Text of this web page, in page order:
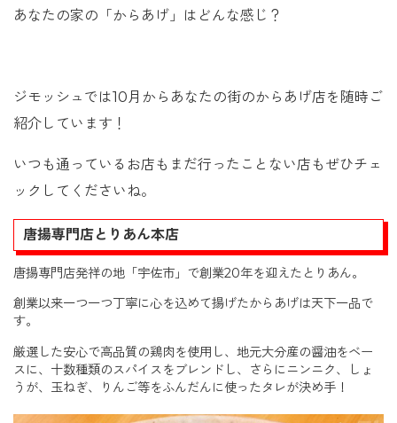
あなたの家の「からあげ」はどんな感じ？
ジモッシュでは10月からあなたの街のからあげ店を随時ご
紹介しています！
いつも通っているお店もまだ行ったことない店もぜひチェ
ックしてくださいね。
唐揚専門店とりあん本店
唐揚専門店発祥の地「宇佐市」で創業20年を迎えたとりあん。
創業以来一つ一つ丁寧に心を込めて揚げたからあげは天下一品で
す。
厳選した安心で高品質の鶏肉を使用し、地元大分産の醤油をベー
スに、十数種類のスパイスをブレンドし、さらにニンニク、しょ
うが、玉ねぎ、りんご等をふんだんに使ったタレが決め手！